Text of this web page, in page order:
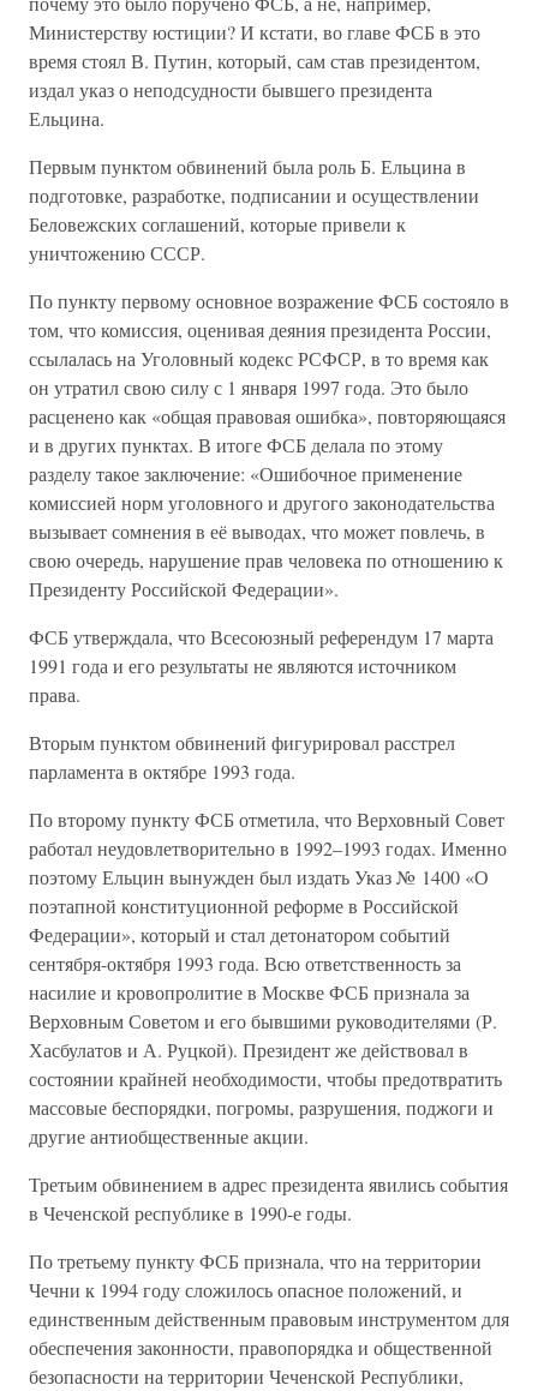
Министерству юстиции? И кстати, во главе ФСБ в это
время стоял В. Путин, который, сам став президентом,
издал указ о неподсудности бывшего президента
Ельцина.
Первым пунктом обвинений была роль Б. Ельцина в
подготовке, разработке, подписании и осуществлении
Беловежских соглашений, которые привели к
уничтожению СССР.
По пункту первому основное возражение ФСБ состояло в
том, что комиссия, оценивая деяния президента России,
ссылалась на Уголовный кодекс РСФСР, в то время как
он утратил свою силу с 1 января 1997 года. Это было
расценено как «общая правовая ошибка», повторяющаяся
и в других пунктах. В итоге ФСБ делала по этому
разделу такое заключение: «Ошибочное применение
комиссией норм уголовного и другого законодательства
вызывает сомнения в её выводах, что может повлечь, в
свою очередь, нарушение прав человека по отношению к
Президенту Российской Федерации».
ФСБ утверждала, что Всесоюзный референдум 17 марта
1991 года и его результаты не являются источником
права.
Вторым пунктом обвинений фигурировал расстрел
парламента в октябре 1993 года.
По второму пункту ФСБ отметила, что Верховный Совет
работал неудовлетворительно в 1992–1993 годах. Именно
поэтому Ельцин вынужден был издать Указ № 1400 «О
поэтапной конституционной реформе в Российской
Федерации», который и стал детонатором событий
сентября-октября 1993 года. Всю ответственность за
насилие и кровопролитие в Москве ФСБ признала за
Верховным Советом и его бывшими руководителями (Р.
Хасбулатов и А. Руцкой). Президент же действовал в
состоянии крайней необходимости, чтобы предотвратить
массовые беспорядки, погромы, разрушения, поджоги и
другие антиобщественные акции.
Третьим обвинением в адрес президента явились события
в Чеченской республике в 1990-е годы.
По третьему пункту ФСБ признала, что на территории
Чечни к 1994 году сложилось опасное положений, и
единственным действенным правовым инструментом для
обеспечения законности, правопорядка и общественной
безопасности на территории Чеченской Республики,